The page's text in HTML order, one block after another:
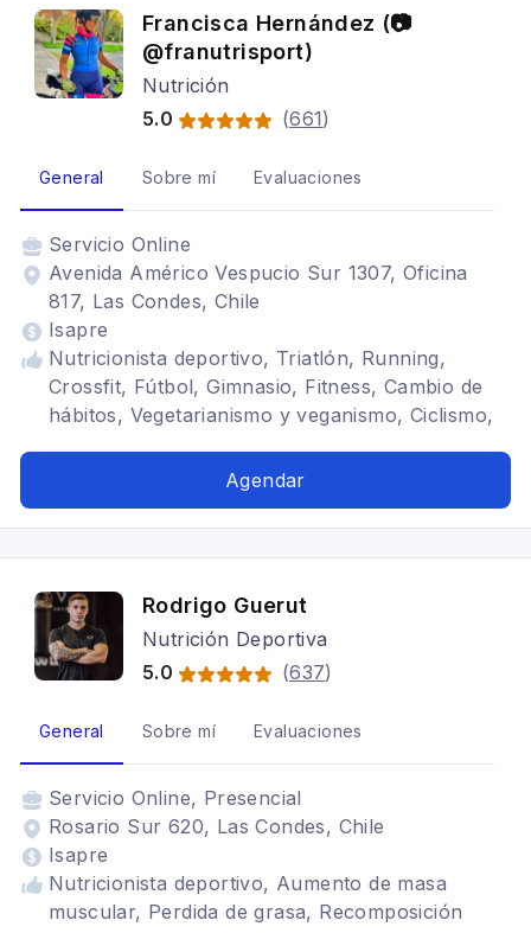
Francisca Hernández (📷
@franutrisport)
Nutrición
5.0
(661)
General Sobre mí Evaluaciones
Servicio Online
Avenida Américo Vespucio Sur 1307, Oficina
817, Las Condes, Chile
Isapre
Nutricionista deportivo, Triatlón, Running,
Crossfit, Fútbol, Gimnasio, Fitness, Cambio de
hábitos, Vegetarianismo y veganismo, Ciclismo,
Relación con la comida, Maratón, Hyrox
Agendar
Rodrigo Guerut
Nutrición Deportiva
5.0
(637)
General Sobre mí Evaluaciones
Servicio Online, Presencial
Rosario Sur 620, Las Condes, Chile
Isapre
Nutricionista deportivo, Aumento de masa
muscular, Perdida de grasa, Recomposición